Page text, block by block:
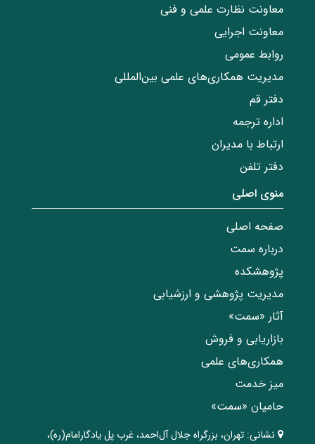
معاونت نظارت علمی و فنی
معاونت اجرایی
روابط عمومی
مدیریت همکاری‌های علمی بین‌المللی
دفتر قم
اداره ترجمه
ارتباط با مدیران
دفتر تلفن
منوی اصلی
صفحه اصلی
درباره سمت
پژوهشکده
مدیریت پژوهشی و ارزشیابی
آثار «سمت»
بازاریابی و فروش
همکاری‌های علمی
میز خدمت
حامیان «سمت»
نشانی: تهران، ‌بزرگراه ‌جلال آل‌احمد، غرب پل يادگار‌امام(ره)‌،